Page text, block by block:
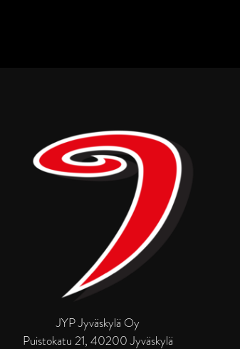
JYP Jyväskylä Oy
Puistokatu 21, 40200 Jyväskylä